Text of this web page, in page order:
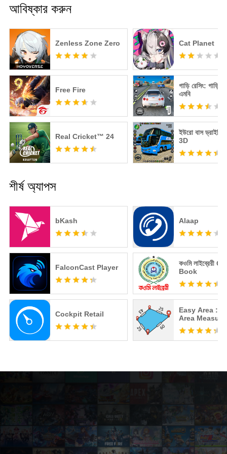
আবিষ্কার করুন
Zenless Zone Zero Cat Planet
Free Fire
গাড়ি রেসিং: গাড়ি
এমবি
Real Cricket™ 24
ইউরো বাস ড্রাইভিং
3D
শীর্ষ অ্যাপস
bKash
FalconCast Player
Cockpit Retail
Alaap
কওমি লাইব্রেরী
Book
Easy Area :
Area Measure